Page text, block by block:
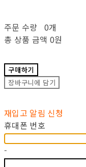
주문 수량
0개
총 상품 금액 0원
구매하기
장바구니에 담기
재입고 알림 신청
휴대폰 번호
-